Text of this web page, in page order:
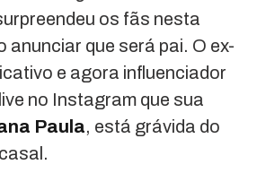
os fãs nesta
anunciar que será pai. O ex-
e agora influenciador
no Instagram que sua
Paula, está grávida do